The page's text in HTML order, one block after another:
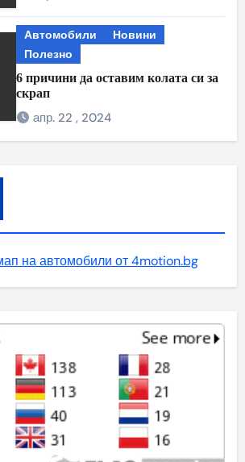
Автомобили
Новини
Полезно
6 причини да оставим колата си за
скрап
апр. 22 , 2024
на автомобили от 4motion.bg